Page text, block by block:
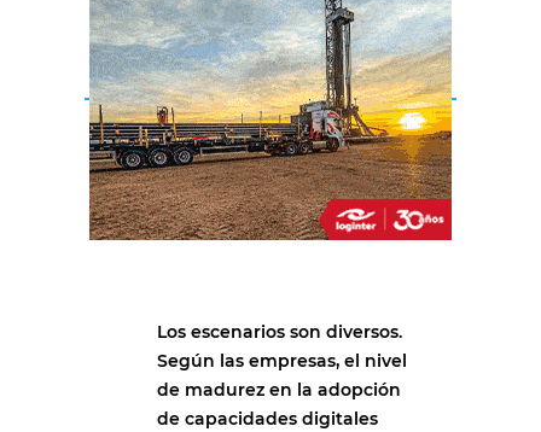
Los escenarios son diversos.
Según las empresas, el nivel
de madurez en la adopción
de capacidades digitales